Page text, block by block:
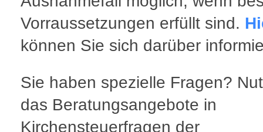
Vorraussetzungen erfüllt sind.
können Sie sich darüber
Sie haben spezielle Fragen?
das Beratungsangebote in
Kirchensteuerfragen der